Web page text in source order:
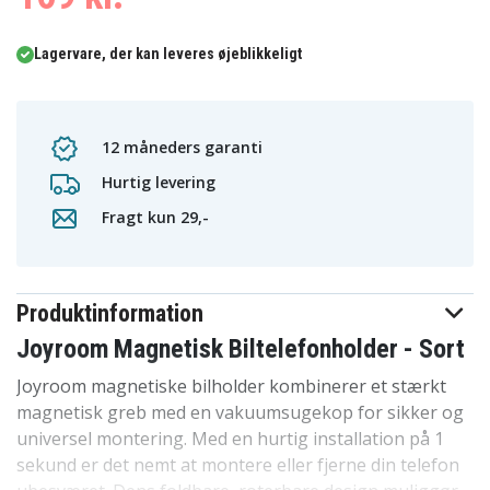
Lagervare, der kan leveres øjeblikkeligt
12 måneders garanti
Hurtig levering
Fragt kun 29,-
Produktinformation
Joyroom Magnetisk Biltelefonholder - Sort
Joyroom magnetiske bilholder kombinerer et stærkt
magnetisk greb med en vakuumsugekop for sikker og
universel montering. Med en hurtig installation på 1
sekund er det nemt at montere eller fjerne din telefon